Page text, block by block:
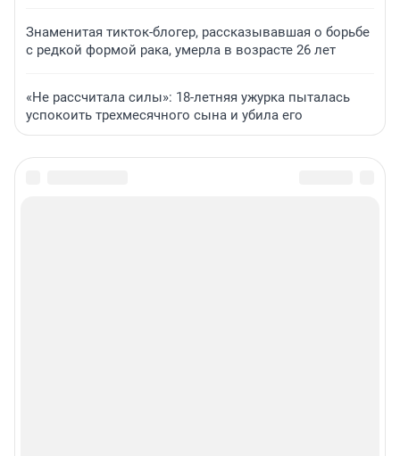
Знаменитая тикток-блогер, рассказывавшая о борьбе
с редкой формой рака, умерла в возрасте 26 лет
«Не рассчитала силы»: 18-летняя ужурка пыталась
успокоить трехмесячного сына и убила его